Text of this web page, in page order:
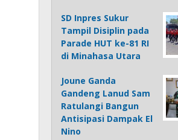
SD Inpres Sukur
Tampil Disiplin pada
Parade HUT ke-81 RI
di Minahasa Utara
Joune Ganda
Gandeng Lanud Sam
Ratulangi Bangun
Antisipasi Dampak El
Nino